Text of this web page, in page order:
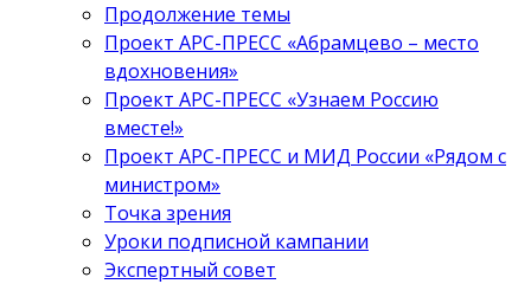
Продолжение темы
Проект АРС-ПРЕСС «Абрамцево – место
вдохновения»
Проект АРС-ПРЕСС «Узнаем Россию
вместе!»
Проект АРС-ПРЕСС и МИД России «Рядом с
министром»
Точка зрения
Уроки подписной кампании
Экспертный совет